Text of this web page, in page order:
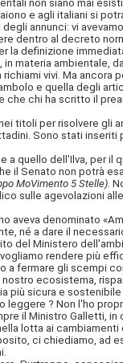
non siano mai
e agli italiani si
annunci: vi
dentro al decreto
la definizione
materia ambientale,
vivi. Ma
e quella degli
chi ha scritto il
titoli per risolvere gli
Sono stati
e a quello dell'Ilva, per il
il Senato non potrà
MoVimento 5 Stelle) .
sulle agevolazioni
aveva denominato
né a dare il
del Ministero
rendere più
a fermare gli scempi
ecosistema,
più sicura e
? Non l'ho
il Ministro Galletti,
lotta ai
ci chiediamo, ad